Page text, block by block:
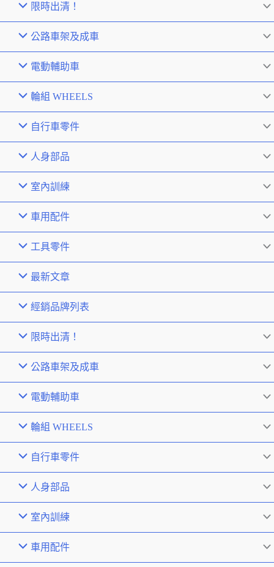
限時出清！
公路車架及成車
電動輔助車
輪組 WHEELS
自行車零件
人身部品
室內訓練
車用配件
工具零件
最新文章
經銷品牌列表
限時出清！
公路車架及成車
電動輔助車
輪組 WHEELS
自行車零件
人身部品
室內訓練
車用配件